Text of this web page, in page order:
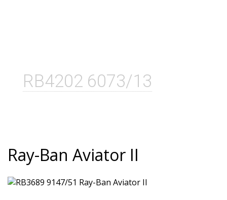
RB4202 6073/13
Ray-Ban Aviator II